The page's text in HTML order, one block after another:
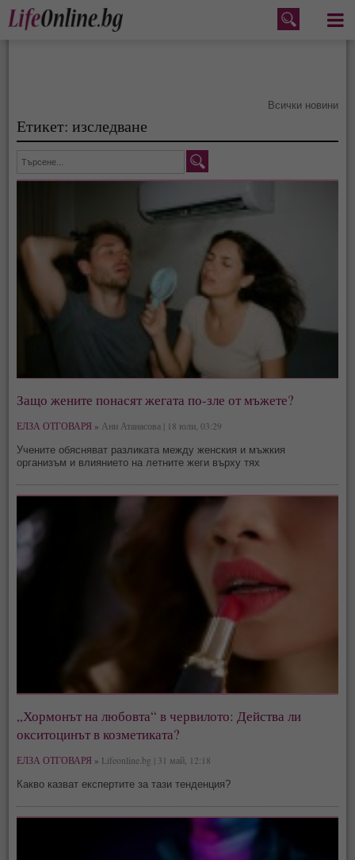
Меню
Всички новини
Етикет: изследване
Защо жените понасят жегата по-зле от мъжете?
ЕЛЗА ОТГОВАРЯ » Ани Атанасова | 18 юли, 03:29
Учените обясняват разликата между женския и мъжкия
организъм и влиянието на летните жеги върху тях
„Хормонът на любовта“ в червилото: Действа ли
окситоцинът в козметиката?
ЕЛЗА ОТГОВАРЯ » Lifeonline.bg | 31 май, 12:18
Какво казват експертите за тази тенденция?